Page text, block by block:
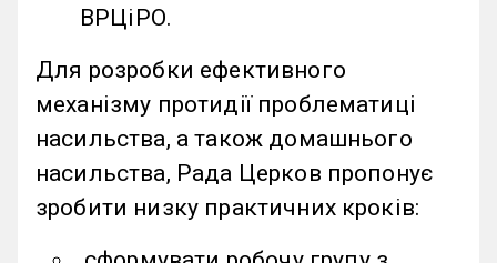
ВРЦіРО.
Для розробки ефективного
механізму протидії проблематиці
насильства, а також домашнього
насильства, Рада Церков пропонує
зробити низку практичних кроків: